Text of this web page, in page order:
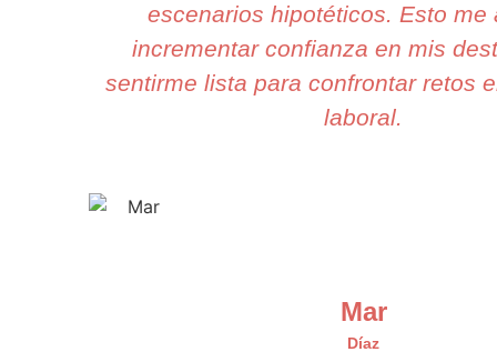
escenarios hipotéticos. Esto me
incrementar confianza en mis
sentirme lista para confrontar retos
laboral.
Mar
Díaz